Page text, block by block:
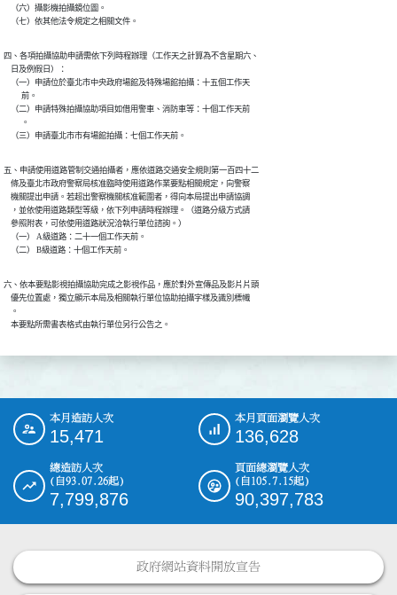
    （六）攝影機拍攝鏡位圖。
    （七）依其他法令規定之相關文件。
四、各項拍攝協助申請需依下列時程辦理（工作天之計算為不含星期六、
    日及例假日）：
    （一）申請位於臺北市中央政府場館及特殊場館拍攝：十五個工作天
          前。
    （二）申請特殊拍攝協助項目如借用警車、消防車等：十個工作天前
          。
    （三）申請臺北市市有場館拍攝：七個工作天前。
五、申請使用道路管制交通拍攝者，應依道路交通安全規則第一百四十二
    條及臺北市政府警察局核准臨時使用道路作業要點相關規定，向警察
    機關提出申請。若超出警察機關核准範圍者，得向本局提出申請協調
    ，並依使用道路類型等級，依下列申請時程辦理。（道路分級方式請
    參照附表，可依使用道路狀況洽執行單位諮詢。）
    （一） A級道路：二十一個工作天前。
    （二） B級道路：十個工作天前。
六、依本要點影視拍攝協助完成之影視作品，應於對外宣傳品及影片片頭
    優先位置處，獨立顯示本局及相關執行單位協助拍攝字樣及識別標幟
    。
    本要點所需書表格式由執行單位另行公告之。
::: 本月造訪人次
15,471
本月頁面瀏覽人次
136,628
總造訪人次
(自93.07.26起)
7,799,876
頁面總瀏覽人次
(自105.7.15起)
90,397,783
政府網站資料開放宣告